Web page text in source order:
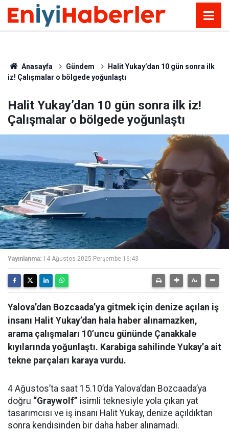
Anasayfa Gündem
Halit Yukay’dan 10 gün sonra ilk
iz! Çalışmalar o bölgede yoğunlaştı
Halit Yukay’dan 10 gün sonra ilk iz!
Çalışmalar o bölgede yoğunlaştı
Yayınlanma: 14 Ağustos 2025 Perşembe 16:43
Yalova’dan Bozcaada’ya gitmek için denize açılan iş
insanı Halit Yukay’dan hala haber alınamazken,
arama çalışmaları 10’uncu gününde Çanakkale
kıyılarında yoğunlaştı. Karabiga sahilinde Yukay’a ait
tekne parçaları karaya vurdu.
4 Ağustos’ta saat 15.10’da Yalova’dan Bozcaada’ya
doğru “Graywolf” isimli teknesiyle yola çıkan yat
tasarımcısı ve iş insanı Halit Yukay, denize açıldıktan
sonra kendisinden bir daha haber alınamadı.